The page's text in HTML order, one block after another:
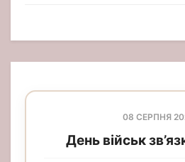
08 СЕРПНЯ
День військ